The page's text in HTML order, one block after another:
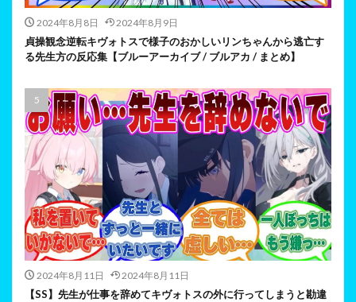
2024年8月8日 2024年8月9日
貞操観念逆転キヴォトスで様子のおかしいリンちゃんから逃亡す
る先生方の反応集【ブルーアーカイブ / ブルアカ / まとめ】
2024年8月11日 2024年8月11日
【SS】先生が仕事を辞めてキヴォトスの外に行ってしまうと勘違